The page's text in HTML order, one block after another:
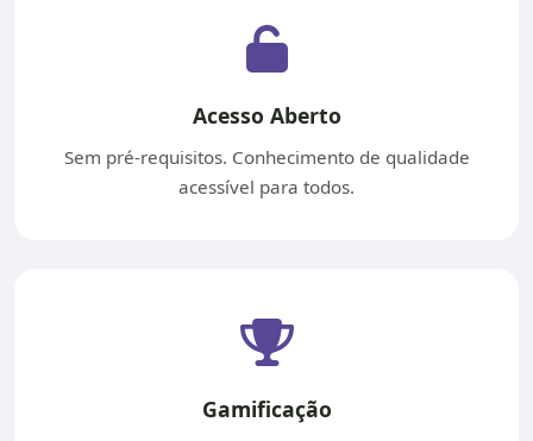
Acesso Aberto
Sem pré-requisitos. Conhecimento de qualidade
acessível para todos.
Gamificação